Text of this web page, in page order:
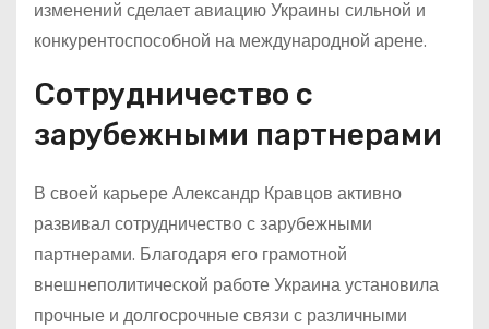
изменений сделает авиацию Украины сильной и
конкурентоспособной на международной арене.
Сотрудничество с
зарубежными партнерами
В своей карьере Александр Кравцов активно
развивал сотрудничество с зарубежными
партнерами. Благодаря его грамотной
внешнеполитической работе Украина установила
прочные и долгосрочные связи с различными